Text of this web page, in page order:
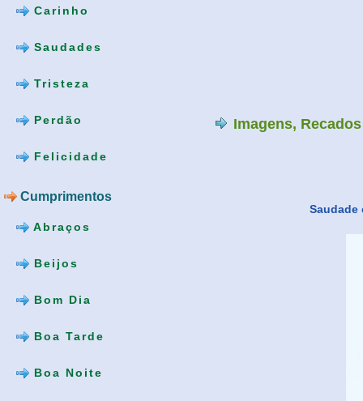
Carinho
Saudades
Tristeza
Perdão
Felicidade
Cumprimentos
Abraços
Beijos
Bom Dia
Boa Tarde
Boa Noite
Imagens,
Saudade